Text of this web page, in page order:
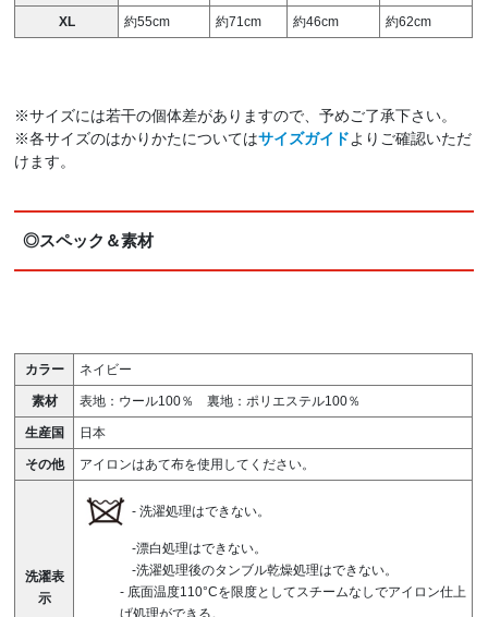
XL 約55cm 約71cm 約46cm 約62cm
※サイズには若干の個体差がありますので、予めご了承下さい。
※各サイズのはかりかたについてはサイズガイドよりご確認いただ
けます。
◎スペック＆素材
カラー ネイビー
素材 表地：ウール100％ 裏地：ポリエステル100％
生産国 日本
その他 アイロンはあて布を使用してください。
洗濯表
示
- 洗濯処理はできない。
-漂白処理はできない。
-洗濯処理後のタンブル乾燥処理はできない。
- 底面温度110°Cを限度としてスチームなしでアイロン仕上